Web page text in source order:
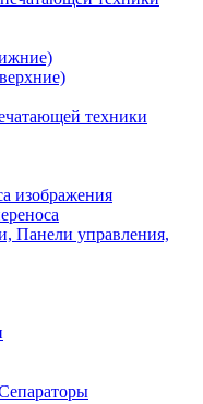
техники
изображения
Панели управления,